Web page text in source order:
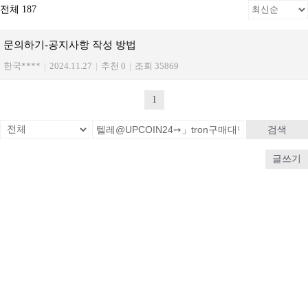
전체 187
문의하기-공지사항 작성 방법
한국**** | 2024.11.27 | 추천 0 | 조회 35869
1
검색
글쓰기